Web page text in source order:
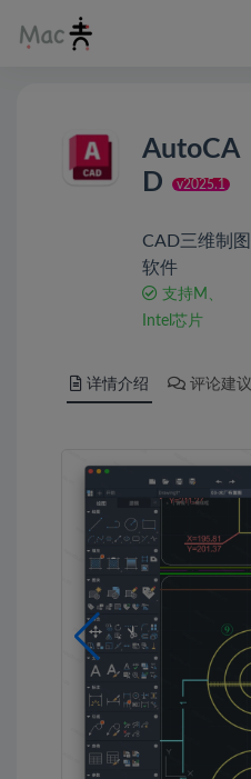
AutoCA
D
v2025.1
CAD三维制图
软件
支持M、
Intel芯片
详情介绍 评论建议